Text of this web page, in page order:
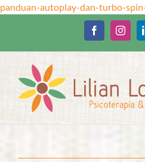
panduan-autoplay-dan-turbo-
Facebook